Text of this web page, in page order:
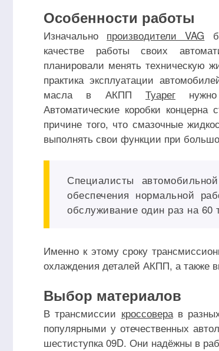
Особенности работы
Изначально производители VAG
качестве работы своих
планировали менять техническую
практика эксплуатации
масла в АКППТуарег нужно
Автоматические коробки
причине того, что смазочные
выполнять свои функции при
Специалисты
обеспечения нормальной
обслуживание один раз на 60
Именно к этому сроку
охлаждения деталей АКПП, а также
Выбор материалов
В трансмиссии кроссоверав
популярными у отечественных
шестиступка 09D. Они надёжны в